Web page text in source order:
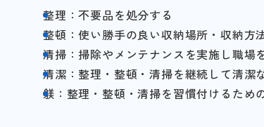
整理：不要品を処分する
整頓：使い勝手の良い収納場所・収納方
清掃：掃除やメンテナンスを実施し職場
清潔：整理・整頓・清掃を継続して清潔
躾：整理・整頓・清掃を習慣付けるため